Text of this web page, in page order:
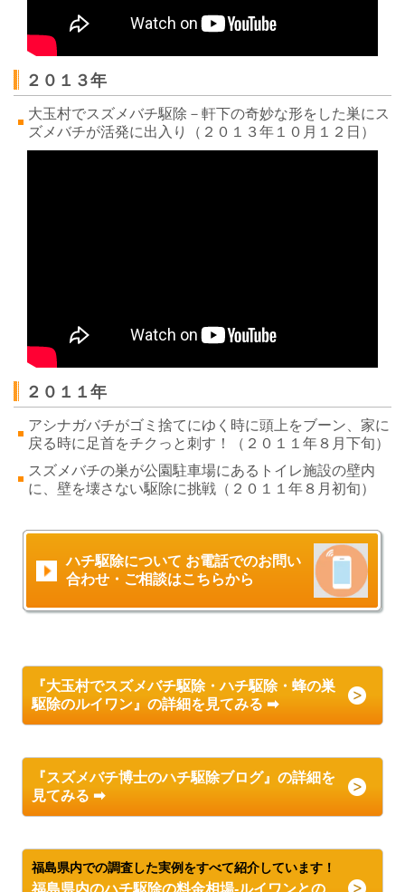
２０１３年
大玉村でスズメバチ駆除－軒下の奇妙な形をした巣にス
ズメバチが活発に出入り
（２０１３ 年１０月１２ 日）
２０１１年
アシナガバチがゴミ捨てにゆく時に頭上をブーン、家に
戻る時に足首をチクっと刺す！
（２０１１ 年８ 月下旬）
スズメバチの巣が公園駐車場にあるトイレ施設の壁内
に、壁を壊さない駆除に挑戦 （２０１１ 年８ 月初旬）
ハチ駆除について お電話でのお問い
合わせ・ご相談はこちらから
『大玉村でスズメバチ駆除・ハチ駆除・蜂の巣
駆除のルイワン 』の詳細を見てみる ➡
『スズメバチ博士のハチ駆除ブログ』の詳細を
見てみる ➡
福島県内での調査した実例をすべて紹介しています！
福島県内のハチ駆除の料金相場-ルイワンとの